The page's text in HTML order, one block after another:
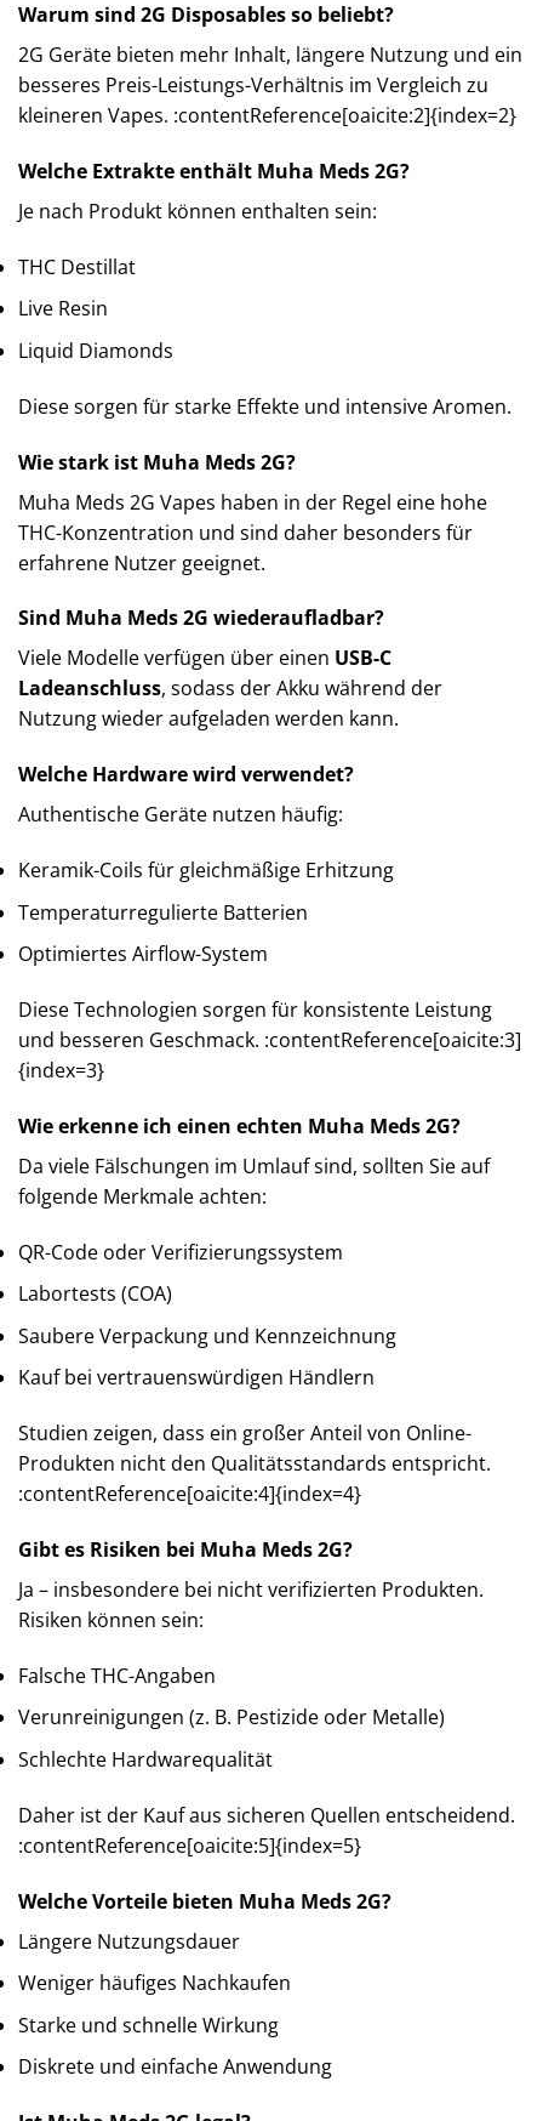
Warum sind 2G Disposables so beliebt?
2G Geräte bieten mehr Inhalt, längere Nutzung und ein
besseres Preis-Leistungs-Verhältnis im Vergleich zu
kleineren Vapes. :contentReference[oaicite:2]{index=2}
Welche Extrakte enthält Muha Meds 2G?
Je nach Produkt können enthalten sein:
THC Destillat
Live Resin
Liquid Diamonds
Diese sorgen für starke Effekte und intensive Aromen.
Wie stark ist Muha Meds 2G?
Muha Meds 2G Vapes haben in der Regel eine hohe
THC-Konzentration und sind daher besonders für
erfahrene Nutzer geeignet.
Sind Muha Meds 2G wiederaufladbar?
Viele Modelle verfügen über einen USB-C
Ladeanschluss, sodass der Akku während der
Nutzung wieder aufgeladen werden kann.
Welche Hardware wird verwendet?
Authentische Geräte nutzen häufig:
Keramik-Coils für gleichmäßige Erhitzung
Temperaturregulierte Batterien
Optimiertes Airflow-System
Diese Technologien sorgen für konsistente Leistung
und besseren Geschmack. :contentReference[oaicite:3]
{index=3}
Wie erkenne ich einen echten Muha Meds 2G?
Da viele Fälschungen im Umlauf sind, sollten Sie auf
folgende Merkmale achten:
QR-Code oder Verifizierungssystem
Labortests (COA)
Saubere Verpackung und Kennzeichnung
Kauf bei vertrauenswürdigen Händlern
Studien zeigen, dass ein großer Anteil von Online-
Produkten nicht den Qualitätsstandards entspricht.
:contentReference[oaicite:4]{index=4}
Gibt es Risiken bei Muha Meds 2G?
Ja – insbesondere bei nicht verifizierten Produkten.
Risiken können sein:
Falsche THC-Angaben
Verunreinigungen (z. B. Pestizide oder Metalle)
Schlechte Hardwarequalität
Daher ist der Kauf aus sicheren Quellen entscheidend.
:contentReference[oaicite:5]{index=5}
Welche Vorteile bieten Muha Meds 2G?
Längere Nutzungsdauer
Weniger häufiges Nachkaufen
Starke und schnelle Wirkung
Diskrete und einfache Anwendung